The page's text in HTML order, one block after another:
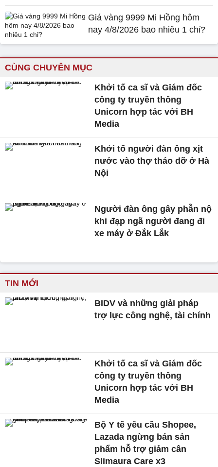
Giá vàng 9999 Mi Hồng hôm
nay 4/8/2026 bao nhiêu 1 chỉ?
CÙNG CHUYÊN MỤC
Khởi tố ca sĩ và Giám đốc
công ty truyền thông
Unicorn hợp tác với BH
Media
Khởi tố người đàn ông xịt
nước vào thợ tháo dỡ ở Hà
Nội
Người đàn ông gây phẫn nộ
khi đạp ngã người đang đi
xe máy ở Đắk Lắk
TIN MỚI
BIDV và những giải pháp
trợ lực công nghệ, tài chính
Khởi tố ca sĩ và Giám đốc
công ty truyền thông
Unicorn hợp tác với BH
Media
Bộ Y tế yêu cầu Shopee,
Lazada ngừng bán sản
phẩm hỗ trợ giảm cân
Slimaura Care x3